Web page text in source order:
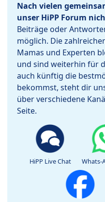
Nach vielen
unser HiPP Forum
Beiträge oder
möglich. Die
Mamas und Experten
und sind weiterhin für
auch künftig die
bekommst, steht dir
über verschiedene
Seite.
HiPP Live Chat Whats-